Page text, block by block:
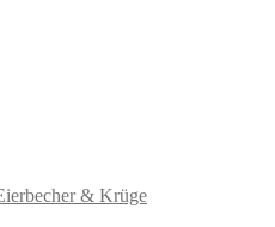
& Krüge